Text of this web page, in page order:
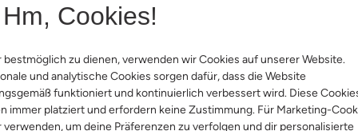
Hm, Cookies!
bestmöglich zu dienen, verwenden wir Cookies auf unserer Website.
und analytische Cookies sorgen dafür, dass die Website
funktioniert und kontinuierlich verbessert wird. Diese
immer platziert und erfordern keine Zustimmung. Für Marketing-
verwenden, um deine Präferenzen zu verfolgen und dir personalisierte
Letzte Größen